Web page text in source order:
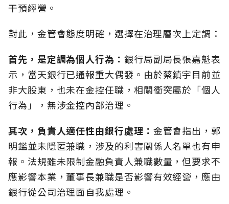
干預經營。
對此，金管會態度明確，選擇在治理層次上定調：
首先，是定調為個人行為： 銀行局副局長張嘉魁表
示，當天銀行已通報重大偶發。由於蔡鎮宇目前並
非大股東，也未在金控任職，相關衝突屬於「個人
行為」，無涉金控內部治理。
其次， 負責人適任性由銀行處理： 金管會指出，郭
明鑑並未隱匿兼職，涉及的利害關係人名單也有申
報。法規雖未限制金融負責人兼職數量，但要求不
應影響本業，董事長兼職是否影響有效經營，應由
銀行從公司治理面自我處理。